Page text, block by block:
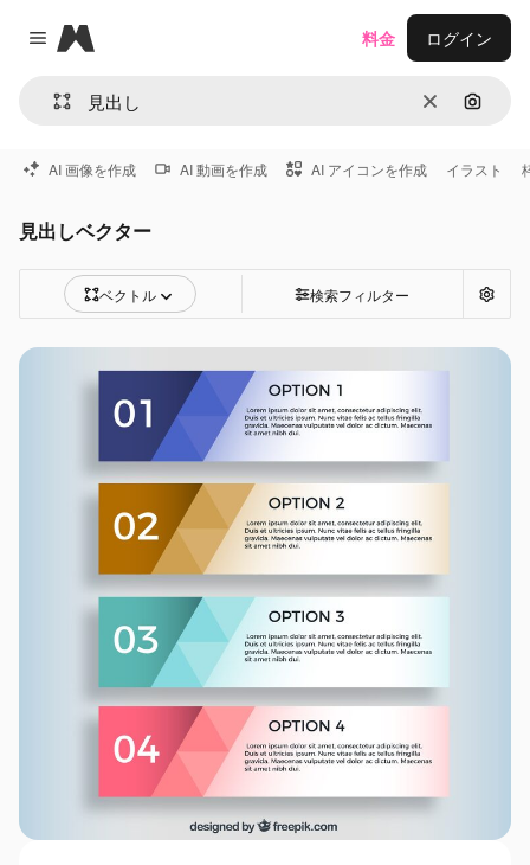
Close menu
Magnific
消去 画像で
料金 ログイン
AI 画像を作成 AI 動画を作成 AI アイコンを作成 イラスト
見出しベクター
ベクトル 検索フィルター